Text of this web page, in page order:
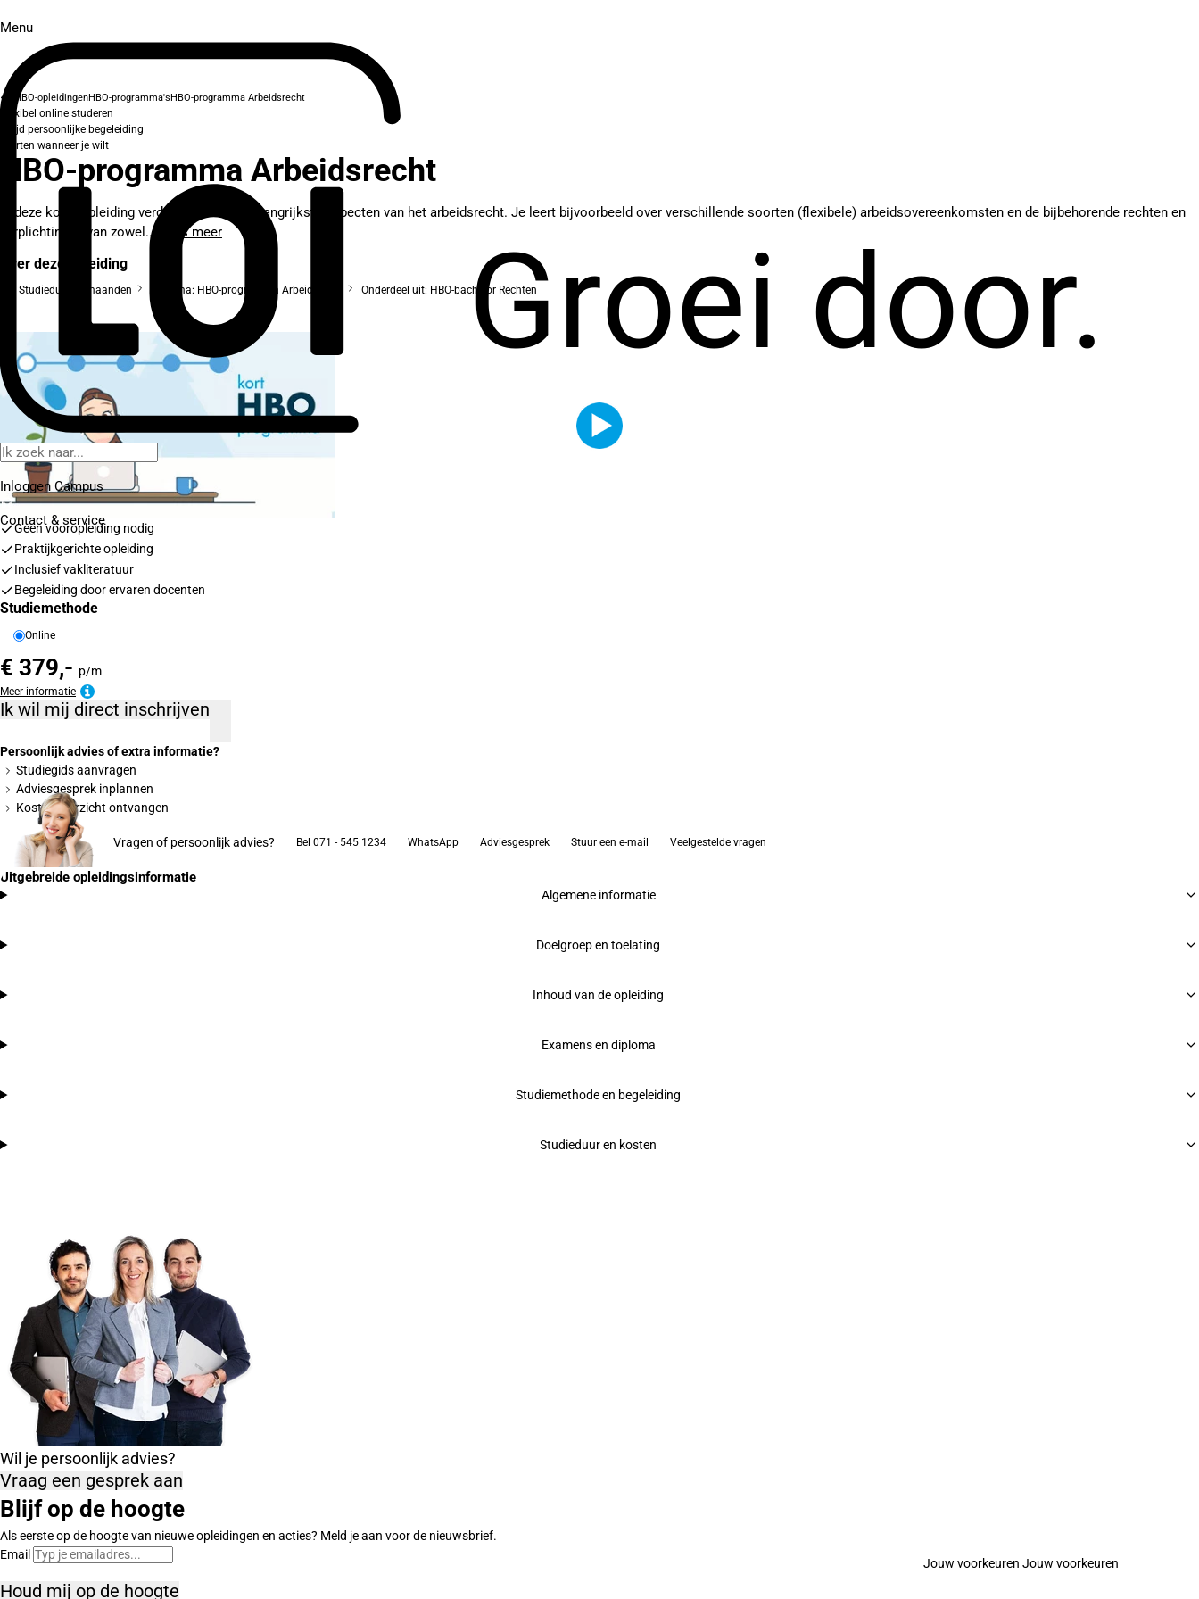
Menu
Groei door.
Inloggen Campus
Contact & service
HBO-opleidingenHBO-programma'sHBO-programma Arbeidsrecht
Flexibel online studeren
Altijd persoonlijke begeleiding
Starten wanneer je wilt
HBO-programma Arbeidsrecht
In deze korte opleiding verdiep je je in de belangrijkste aspecten van het arbeidsrecht. Je leert bijvoorbeeld over verschillende soorten (flexibele) arbeidsovereenkomsten en de bijbehorende rechten en
verplichtingen van zowel...
Lees meer
Over deze opleiding
Studieduur: 2 maanden Diploma: HBO-programma Arbeidsrecht Onderdeel uit: HBO-bachelor Rechten
Geen vooropleiding nodig
Praktijkgerichte opleiding
Inclusief vakliteratuur
Begeleiding door ervaren docenten
Studiemethode
Online
€ 379,- p/m
Meer informatie
Ik wil mij direct inschrijven
Persoonlijk advies of extra informatie?
Studiegids aanvragen
Adviesgesprek inplannen
Kostenoverzicht ontvangen
Vragen of persoonlijk advies? Bel 071 - 545 1234 WhatsApp Adviesgesprek Stuur een e-mail Veelgestelde vragen
Uitgebreide opleidingsinformatie
Algemene informatie
Doelgroep en toelating
Inhoud van de opleiding
Examens en diploma
Studiemethode en begeleiding
Studieduur en kosten
Wil je persoonlijk advies?
Vraag een gesprek aan
Blijf op de hoogte
Als eerste op de hoogte van nieuwe opleidingen en acties? Meld je aan voor de nieuwsbrief.
Email
Jouw voorkeuren
Houd mij op de hoogte